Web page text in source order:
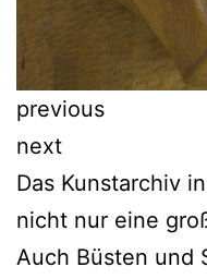
previous
next
Das Kunstarchiv
nicht nur eine
Auch Büsten und